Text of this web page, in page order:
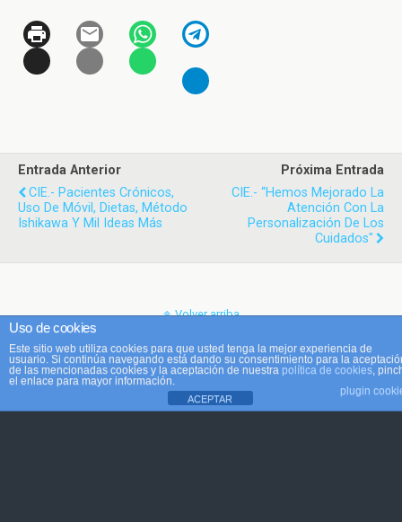
Entrada Anterior
CIE.- Pacientes Crónicos,
Uso De Móvil, Dietas, Método
Ishikawa Y Mil Ideas Más
Próxima Entrada
CIE.- “Hemos Mejorado La
Atención Con La
Personalización De Los
Cuidados"
Volver arriba
Móvil Escritorio
Uso de cookies
Este sitio web utiliza cookies para que usted tenga la mejor experiencia de
usuario. Si continúa navegando está dando su consentimiento para la
de las mencionadas cookies y la aceptación de nuestra política de cookies,
el enlace para mayor información.
plugin
ACEPTAR